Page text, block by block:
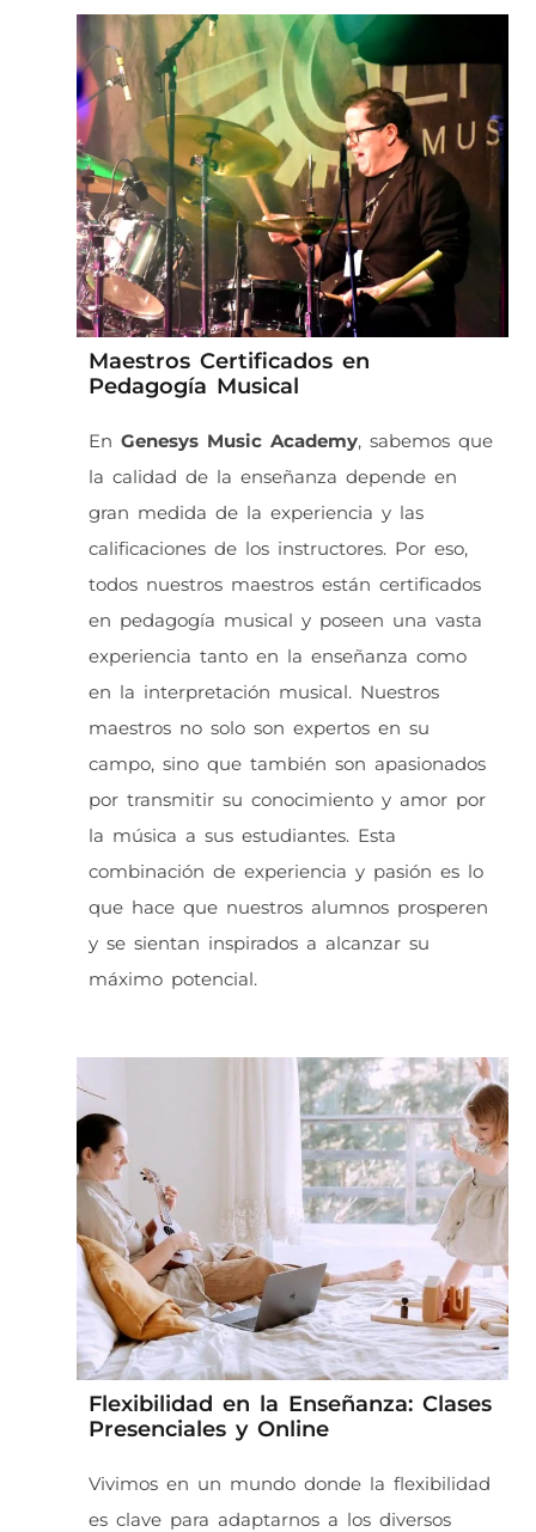
Maestros Certificados en
Pedagogía Musical
En Genesys Music Academy, sabemos que
la calidad de la enseñanza depende en
gran medida de la experiencia y las
calificaciones de los instructores. Por eso,
todos nuestros maestros están certificados
en pedagogía musical y poseen una vasta
experiencia tanto en la enseñanza como
en la interpretación musical. Nuestros
maestros no solo son expertos en su
campo, sino que también son apasionados
por transmitir su conocimiento y amor por
la música a sus estudiantes. Esta
combinación de experiencia y pasión es lo
que hace que nuestros alumnos prosperen
y se sientan inspirados a alcanzar su
máximo potencial.
Flexibilidad en la Enseñanza: Clases
Presenciales y Online
Vivimos en un mundo donde la flexibilidad
es clave para adaptarnos a los diversos